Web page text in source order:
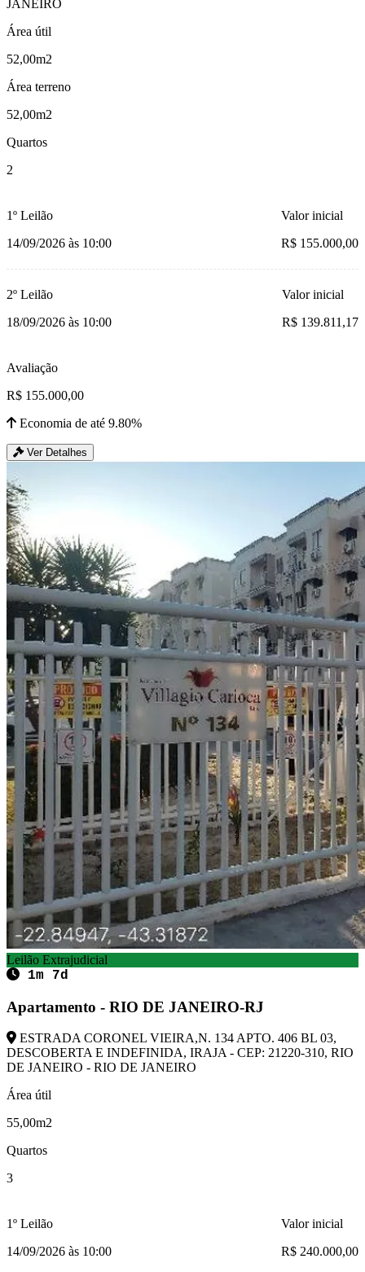
JANEIRO
Área útil
52,00m2
Área terreno
52,00m2
Quartos
2
1º Leilão
14/09/2026 às 10:00
Valor inicial
R$ 155.000,00
2º Leilão
18/09/2026 às 10:00
Valor inicial
R$ 139.811,17
Avaliação
R$ 155.000,00
Economia de até 9.80%
Ver Detalhes
Leilão Extrajudicial
1m 7d
Apartamento - RIO DE JANEIRO-RJ
ESTRADA CORONEL VIEIRA,N. 134 APTO. 406 BL 03,
DESCOBERTA E INDEFINIDA, IRAJA - CEP: 21220-310, RIO
DE JANEIRO - RIO DE JANEIRO
Área útil
55,00m2
Quartos
3
1º Leilão
14/09/2026 às 10:00
Valor inicial
R$ 240.000,00